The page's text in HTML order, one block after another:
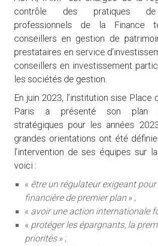
contrôle des pratiques de
professionnels de la Finance
conseillers en gestion de
prestataires en service
conseillers en investissement
les sociétés de gestion.
En juin 2023, l’institution sise Place
Paris a présenté son plan
stratégiques pour les années
grandes orientations ont été
l’intervention de ses équipes sur
voici :
« être un régulateur exigeant
financière de premier plan» ;
« avoir une action internationale
« protéger les épargnants, la
priorités» ;